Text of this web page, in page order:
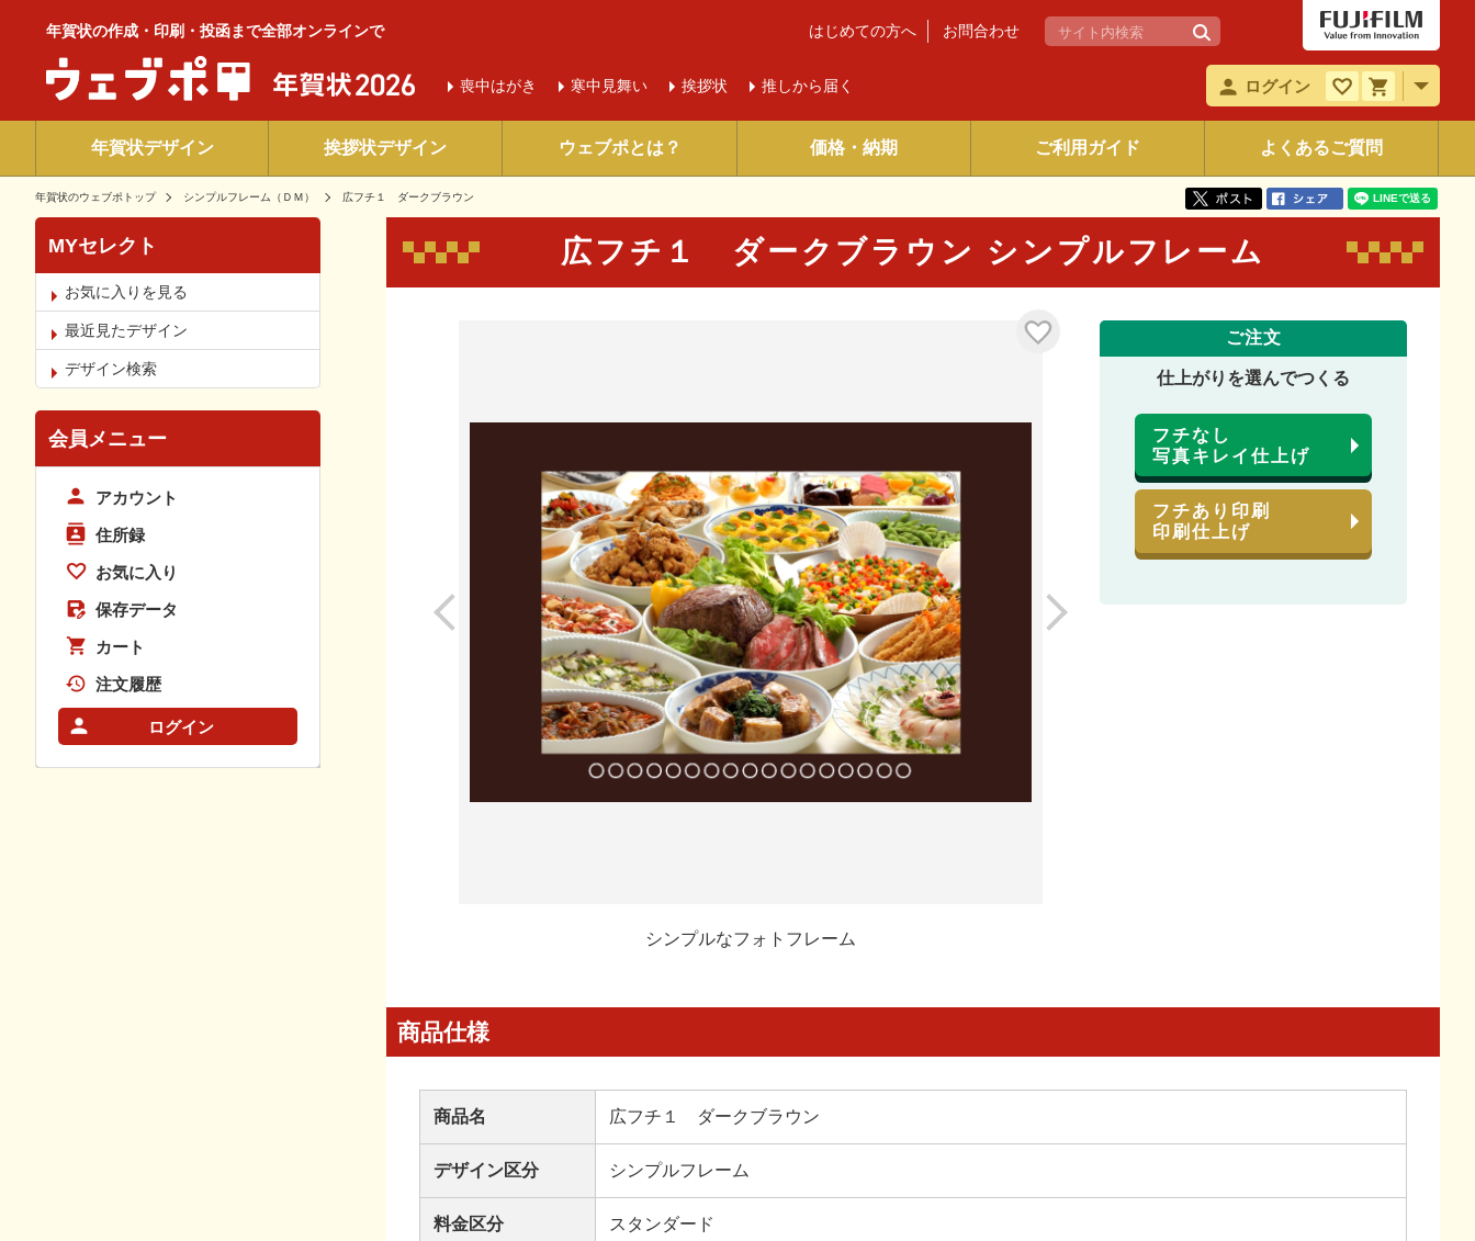
年賀状の作成・印刷・投函まで全部オンラインで
喪中はがき 寒中 見舞い 挨拶状 推しから届く
はじめての方へ お問合わせ
ログイン
年賀状デザイン 挨拶状デザイン ウェブポとは？ 価格・納期 ご利用ガイド よくあるご質問
年賀状のウェブポトップ シンプルフレーム（ＤＭ） 広フチ１ ダークブラウン
広フチ１ ダークブラウン シンプルフレーム
シンプルなフォトフレーム
ご注文
仕上がりを選んでつくる
フチなし
写真キレイ仕上げ
フチあり印刷
印刷仕上げ
商品仕様
商品名 広フチ１ ダークブラウン
デザイン区分 シンプルフレーム
料金区分 スタンダード
MYセレクト
お気に入りを見る
最近見たデザイン
デザイン検索
会員メニュー
アカウント
住所録
お気に入り
保存データ
カート
注文履歴
ログイン